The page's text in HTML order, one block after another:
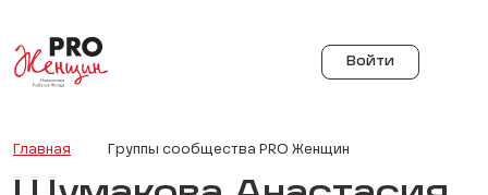
Войти
Главная Группы сообщества PRO Женщин